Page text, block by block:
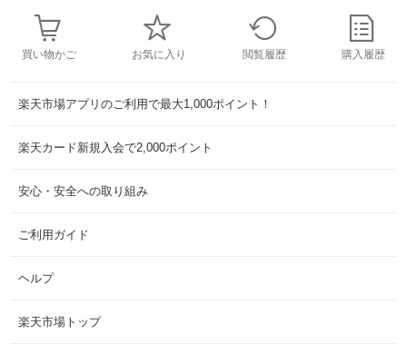
買い物かご お気に入り 閲覧履歴 購入履歴
楽天市場アプリのご利用で最大1,000ポイント！
楽天カード新規入会で2,000ポイント
安心・安全への取り組み
ご利用ガイド
ヘルプ
楽天市場トップ